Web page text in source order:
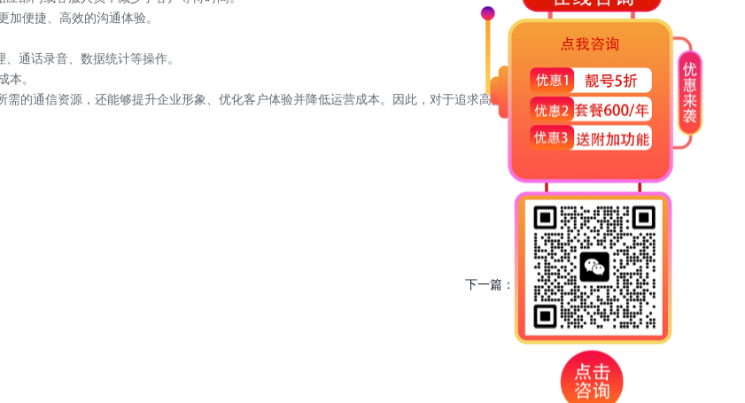
便捷、高效的沟通体验。
通话录音、数据统计等操作。
本。
的通信资源，还能够提升企业形象、优化客户体验并降低运营成本。因此，对于追求高效、便捷客户服务的企业来说，
下一篇： 400电话办理，提升企业形象